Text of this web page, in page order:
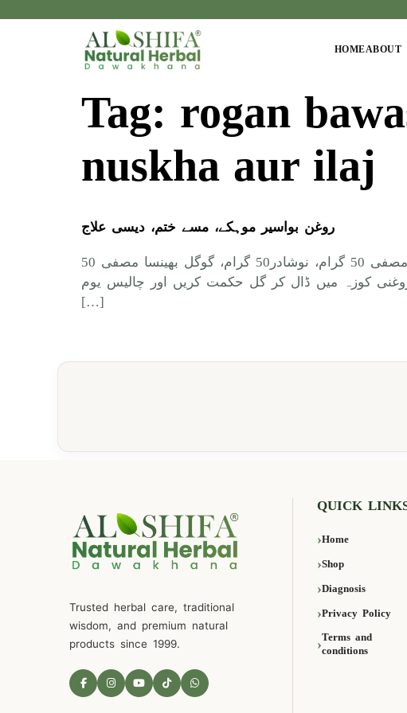
HOMEABOUT
Tag: rogan
nuskha aur ilaj
روغن بواسیر موہکے، مسے ختم، دیسی علاج
روغن بواسیر، خون بند، خونی بادی، موہکے، مسے ختم، دیسی علاج نسخہ الشفاء : قلمی شورہ مصفی 50 گرام، نوشادر50 گرام، گوگل بھینسا مصفی 50
کے ایک روغنی کوزہ میں ڈال کر گل حکمت کریں اور چالیس یوم
[…]
Trusted herbal care, traditional
wisdom, and premium natural
products since 1999.
QUICK
Home
Shop
Diagnosis
Privacy Policy
Terms and
conditions